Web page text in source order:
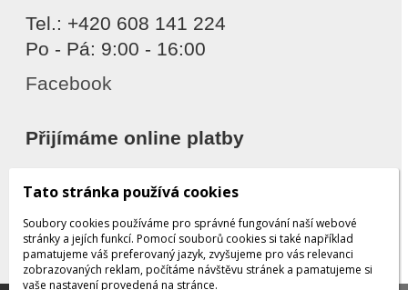
Tel.: +420 608 141 224
Po - Pá: 9:00 - 16:00
Facebook
Přijímáme online platby
Děkujeme za důvěru
Tato stránka používá cookies
Soubory cookies používáme pro správné fungování naší webové
stránky a jejích funkcí. Pomocí souborů cookies si také například
pamatujeme váš preferovaný jazyk, zvyšujeme pro vás relevanci
zobrazovaných reklam, počítáme návštěvu stránek a pamatujeme si
vaše nastavení provedená na stránce.